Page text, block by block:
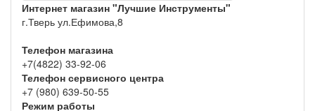
Интернет магазин "Лучшие Инструменты"
г.Тверь ул.Ефимова,8
Телефон магазина
+7(4822) 33-92-06
Телефон сервисного центра
+7 (980) 639-50-55
Режим работы